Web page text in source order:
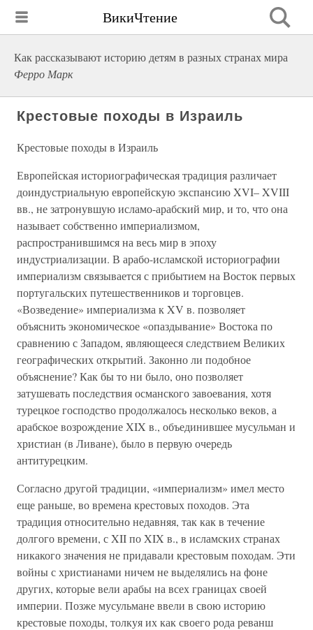
ВикиЧтение
Как рассказывают историю детям в разных странах мира
Ферро Марк
Крестовые походы в Израиль
Крестовые походы в Израиль
Европейская историографическая традиция различает
доиндустриальную европейскую экспансию XVI– XVIII
вв., не затронувшую исламо-арабский мир, и то, что она
называет собственно империализмом,
распространившимся на весь мир в эпоху
индустриализации. В арабо-исламской историографии
империализм связывается с прибытием на Восток первых
португальских путешественников и торговцев.
«Возведение» империализма к XV в. позволяет
объяснить экономическое «опаздывание» Востока по
сравнению с Западом, являющееся следствием Великих
географических открытий. Законно ли подобное
объяснение? Как бы то ни было, оно позволяет
затушевать последствия османского завоевания, хотя
турецкое господство продолжалось несколько веков, а
арабское возрождение XIX в., объединившее мусульман и
христиан (в Ливане), было в первую очередь
антитурецким.
Согласно другой традиции, «империализм» имел место
еще раньше, во времена крестовых походов. Эта
традиция относительно недавняя, так как в течение
долгого времени, с XII по XIX в., в исламских странах
никакого значения не придавали крестовым походам. Эти
войны с христианами ничем не выделялись на фоне
других, которые вели арабы на всех границах своей
империи. Позже мусульмане ввели в свою историю
крестовые походы, толкуя их как своего рода реванш